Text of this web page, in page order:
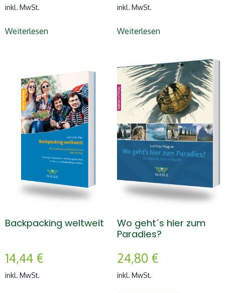
inkl. MwSt.
Weiterlesen
inkl. MwSt.
Weiterlesen
Backpacking weltweit
14,44 €
inkl. MwSt.
Wo geht´s hier zum
Paradies?
24,80 €
inkl. MwSt.